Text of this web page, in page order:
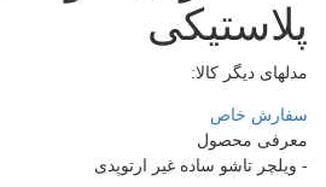
پلاستیکی
مدلهای دیگر کالا:
سفارش خاص
معرفی محصول
- ویلچر تاشو ساده غیر ارتوپدی